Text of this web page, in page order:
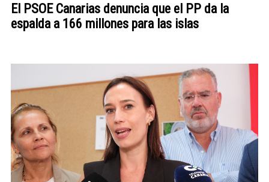
El PSOE Canarias denuncia que el PP da la
espalda a 166 millones para las islas